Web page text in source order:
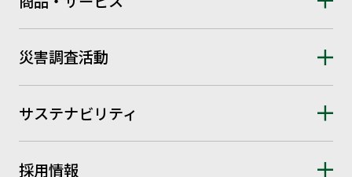
災害調査活動
サステナビリティ
採用情報